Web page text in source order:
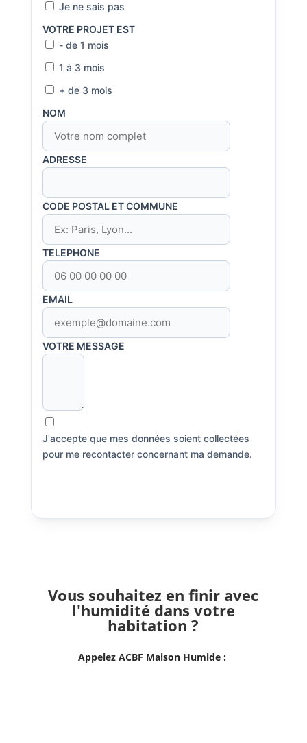
Je ne sais pas
VOTRE PROJET EST
- de 1 mois
1 à 3 mois
+ de 3 mois
NOM
ADRESSE
CODE POSTAL ET COMMUNE
TELEPHONE
EMAIL
VOTRE MESSAGE
J'accepte que mes données soient collectées
pour me recontacter concernant ma demande.
Vous souhaitez en finir avec
l'humidité dans votre
habitation ?
Appelez ACBF Maison Humide :